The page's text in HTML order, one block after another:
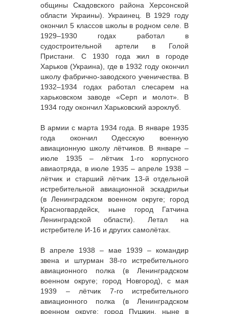
общины Скадовского района Херсонской
области Украины). Украинец. В 1929 году
окончил 5 классов школы в родном селе. В
1929–1930 годах работал в
судостроительной артели в Голой
Пристани. С 1930 года жил в городе
Харьков (Украина), где в 1932 году окончил
школу фабрично-заводского ученичества. В
1932–1934 годах работал слесарем на
харьковском заводе «Серп и молот». В
1934 году окончил Харьковский аэроклуб.
В армии с марта 1934 года. В январе 1935
года окончил Одесскую военную
авиационную школу лётчиков. В январе –
июле 1935 – лётчик 1-го корпусного
авиаотряда, в июле 1935 – апреле 1938 –
лётчик и старший лётчик 13-й отдельной
истребительной авиационной эскадрильи
(в Ленинградском военном округе; город
Красногвардейск, ныне город Гатчина
Ленинградской области). Летал на
истребителе И-16 и других самолётах.
В апреле 1938 – мае 1939 – командир
звена и штурман 38-го истребительного
авиационного полка (в Ленинградском
военном округе; город Новгород), с мая
1939 – лётчик 7-го истребительного
авиационного полка (в Ленинградском
военном округе; город Пушкин, ныне в